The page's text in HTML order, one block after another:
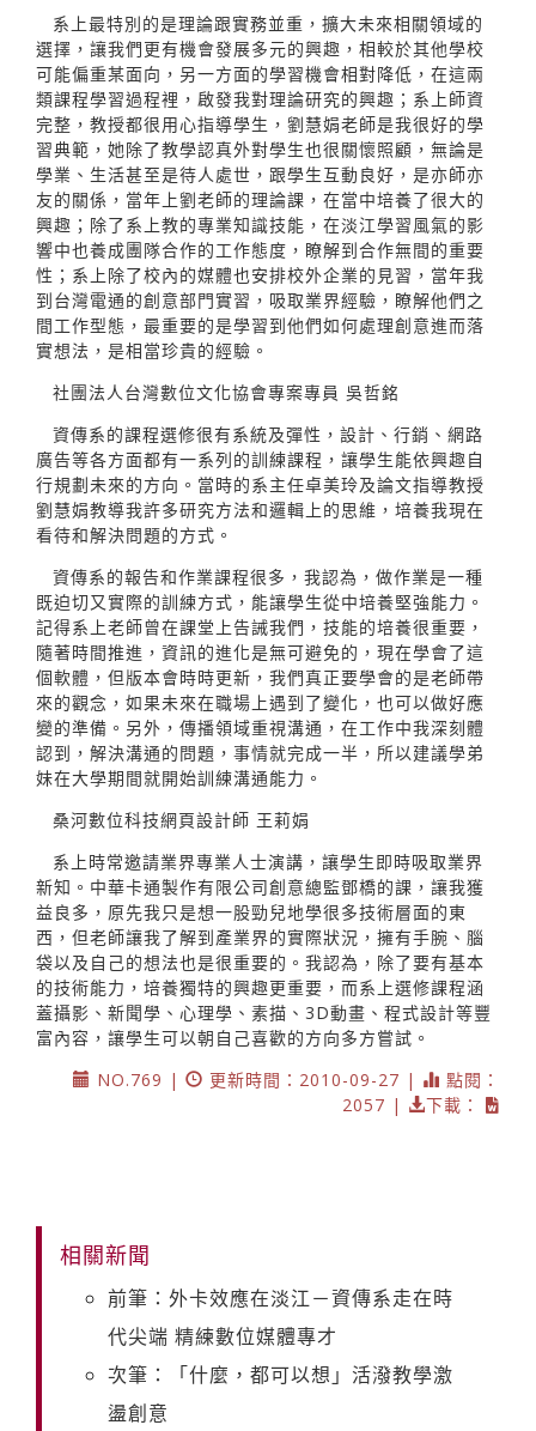
系上最特別的是理論跟實務並重，擴大未來相關領域的
選擇，讓我們更有機會發展多元的興趣，相較於其他學校
可能偏重某面向，另一方面的學習機會相對降低，在這兩
類課程學習過程裡，啟發我對理論研究的興趣；系上師資
完整，教授都很用心指導學生，劉慧娟老師是我很好的學
習典範，她除了教學認真外對學生也很關懷照顧，無論是
學業、生活甚至是待人處世，跟學生互動良好，是亦師亦
友的關係，當年上劉老師的理論課，在當中培養了很大的
興趣；除了系上教的專業知識技能，在淡江學習風氣的影
響中也養成團隊合作的工作態度，瞭解到合作無間的重要
性；系上除了校內的媒體也安排校外企業的見習，當年我
到台灣電通的創意部門實習，吸取業界經驗，瞭解他們之
間工作型態，最重要的是學習到他們如何處理創意進而落
實想法，是相當珍貴的經驗。
社團法人台灣數位文化協會專案專員 吳哲銘
資傳系的課程選修很有系統及彈性，設計、行銷、網路
廣告等各方面都有一系列的訓練課程，讓學生能依興趣自
行規劃未來的方向。當時的系主任卓美玲及論文指導教授
劉慧娟教導我許多研究方法和邏輯上的思維，培養我現在
看待和解決問題的方式。
資傳系的報告和作業課程很多，我認為，做作業是一種
既迫切又實際的訓練方式，能讓學生從中培養堅強能力。
記得系上老師曾在課堂上告誡我們，技能的培養很重要，
隨著時間推進，資訊的進化是無可避免的，現在學會了這
個軟體，但版本會時時更新，我們真正要學會的是老師帶
來的觀念，如果未來在職場上遇到了變化，也可以做好應
變的準備。另外，傳播領域重視溝通，在工作中我深刻體
認到，解決溝通的問題，事情就完成一半，所以建議學弟
妹在大學期間就開始訓練溝通能力。
桑河數位科技網頁設計師 王莉娟
系上時常邀請業界專業人士演講，讓學生即時吸取業界
新知。中華卡通製作有限公司創意總監鄧橋的課，讓我獲
益良多，原先我只是想一股勁兒地學很多技術層面的東
西，但老師讓我了解到產業界的實際狀況，擁有手腕、腦
袋以及自己的想法也是很重要的。我認為，除了要有基本
的技術能力，培養獨特的興趣更重要，而系上選修課程涵
蓋攝影、新聞學、心理學、素描、3D動畫、程式設計等豐
富內容，讓學生可以朝自己喜歡的方向多方嘗試。
NO.769 |
更新時間：2010-09-27 |
點閱：
2057 |
下載：
相關新聞
前筆：外卡效應在淡江－資傳系走在時
代尖端 精練數位媒體專才
次筆：「什麼，都可以想」活潑教學激
盪創意